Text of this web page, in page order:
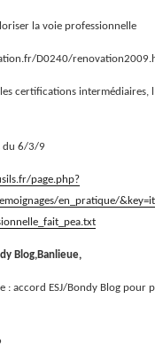
la voie professionnelle
D0240/
certifications intermédiaires,
du 6/3/9
page.php?
en_pratique/
Blog,Banlieue,
: accord ESJ/Bondy Blog pour